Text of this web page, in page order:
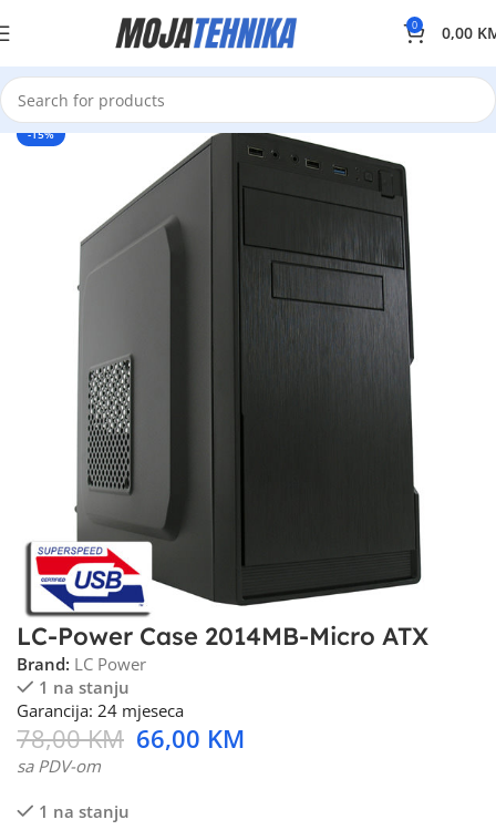
0 0,00
-15%
LC-Power Case 2014MB-Micro ATX
Brand: LC Power
1 na stanju
Garancija: 24 mjeseca
78,00KM 66,00 KM
sa PDV-om
1 na stanju